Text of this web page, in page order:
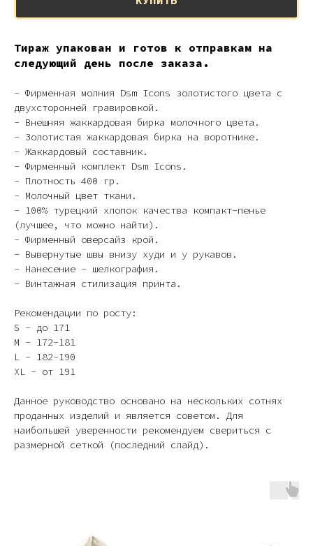
Тираж упакован и готов к отправкам на
следующий день после заказа.
- Фирменная молния Dsm Icons золотистого цвета с
двухсторонней гравировкой.
- Внешняя жаккардовая бирка молочного цвета.
- Золотистая жаккардовая бирка на воротнике.
- Жаккардовый составник.
- Фирменный комплект Dsm Icons.
- Плотность 400 гр.
- Молочный цвет ткани.
- 100% турецкий хлопок качества компакт-пенье
(лучшее, что можно найти).
- Фирменный оверсайз крой.
- Вывернутые швы внизу худи и у рукавов.
- Нанесение - шелкография.
- Винтажная стилизация принта.
Рекомендации по росту:
S - до 171
M - 172-181
L - 182-190
XL - от 191
Данное руководство основано на нескольких сотнях
проданных изделий и является советом. Для
наибольшей уверенности рекомендуем свериться с
размерной сеткой (последний слайд).